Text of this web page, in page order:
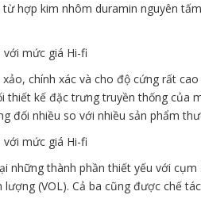
hợp kim nhôm duramin nguyên
chính xác và cho độ cứng rất
kế đặc trưng truyền thống của
đối nhiều so với nhiều sản phẩm
những thành phần thiết yếu với
(VOL). Cả ba cũng được chế